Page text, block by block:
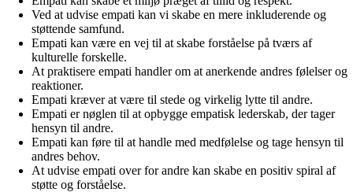
Ved at udvise empati kan vi skabe en mere inkluderende og
støttende samfund.
Empati kan være en vej til at skabe forståelse på tværs af
kulturelle forskelle.
At praktisere empati handler om at anerkende andres følelser og
reaktioner.
Empati kræver at være til stede og virkelig lytte til andre.
Empati er nøglen til at opbygge empatisk lederskab, der tager
hensyn til andre.
Empati kan føre til at handle med medfølelse og tage hensyn til
andres behov.
At udvise empati over for andre kan skabe en positiv spiral af
støtte og forståelse.